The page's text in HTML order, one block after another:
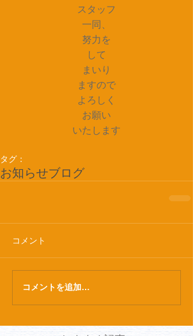
スタッフ
一同、
努力を
して
まいり
ますので
よろしく
お願い
いたします
タグ：
お知らせブログ
コメント
コメントを追加…